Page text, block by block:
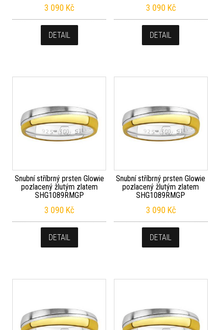
3 090 Kč
DETAIL
3 090 Kč
DETAIL
Snubní stříbrný prsten Glowie
pozlacený žlutým zlatem
SHG1089RMGP
3 090 Kč
DETAIL
Snubní stříbrný prsten Glowie
pozlacený žlutým zlatem
SHG1089RMGP
3 090 Kč
DETAIL